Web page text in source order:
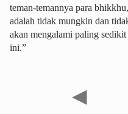
teman-temannya para
adalah tidak mungkin dan
akan mengalami paling
ini.”
◀